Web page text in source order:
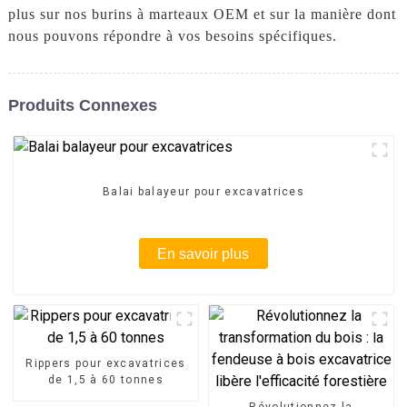
plus sur nos burins à marteaux OEM et sur la manière dont
nous pouvons répondre à vos besoins spécifiques.
Produits Connexes
Balai balayeur pour excavatrices
En savoir plus
Rippers pour excavatrices
de 1,5 à 60 tonnes